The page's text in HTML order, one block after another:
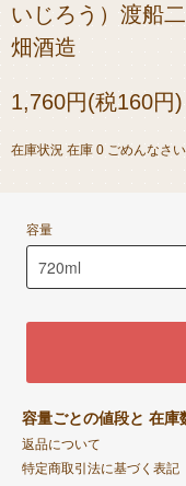
いじろう）渡船
畑酒造
1,760円(税160円
在庫状況 在庫 0 ごめんなさ
容量
容量ごとの値段と 在庫
返品について
特定商取引法に基づく表記